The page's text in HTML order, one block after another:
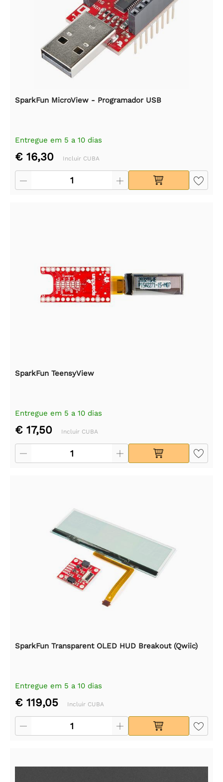
SparkFun MicroView - Programador USB
Entregue em 5 a 10 dias
€ 16,30 Incluir CUBA
SparkFun TeensyView
Entregue em 5 a 10 dias
€ 17,50 Incluir CUBA
SparkFun Transparent OLED HUD Breakout (Qwiic)
Entregue em 5 a 10 dias
€ 119,05 Incluir CUBA